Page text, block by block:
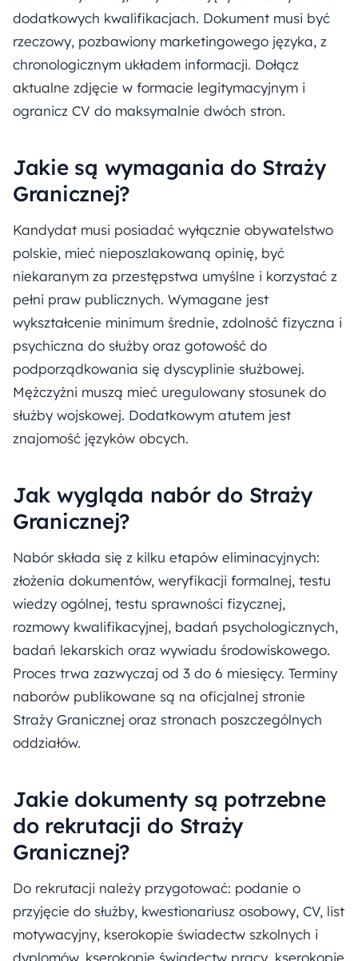
dodatkowych kwalifikacjach. Dokument musi być
rzeczowy, pozbawiony marketingowego języka, z
chronologicznym układem informacji. Dołącz
aktualne zdjęcie w formacie legitymacyjnym i
ogranicz CV do maksymalnie dwóch stron.
Jakie są wymagania do Straży
Granicznej?
Kandydat musi posiadać wyłącznie obywatelstwo
polskie, mieć nieposzlakowaną opinię, być
niekaranym za przestępstwa umyślne i korzystać z
pełni praw publicznych. Wymagane jest
wykształcenie minimum średnie, zdolność fizyczna i
psychiczna do służby oraz gotowość do
podporządkowania się dyscyplinie służbowej.
Mężczyźni muszą mieć uregulowany stosunek do
służby wojskowej. Dodatkowym atutem jest
znajomość języków obcych.
Jak wygląda nabór do Straży
Granicznej?
Nabór składa się z kilku etapów eliminacyjnych:
złożenia dokumentów, weryfikacji formalnej, testu
wiedzy ogólnej, testu sprawności fizycznej,
rozmowy kwalifikacyjnej, badań psychologicznych,
badań lekarskich oraz wywiadu środowiskowego.
Proces trwa zazwyczaj od 3 do 6 miesięcy. Terminy
naborów publikowane są na oficjalnej stronie
Straży Granicznej oraz stronach poszczególnych
oddziałów.
Jakie dokumenty są potrzebne
do rekrutacji do Straży
Granicznej?
Do rekrutacji należy przygotować: podanie o
przyjęcie do służby, kwestionariusz osobowy, CV, list
motywacyjny, kserokopie świadectw szkolnych i
dyplomów, kserokopie świadectw pracy, kserokopię